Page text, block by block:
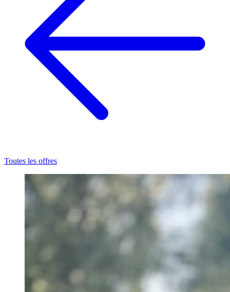
Toutes les offres